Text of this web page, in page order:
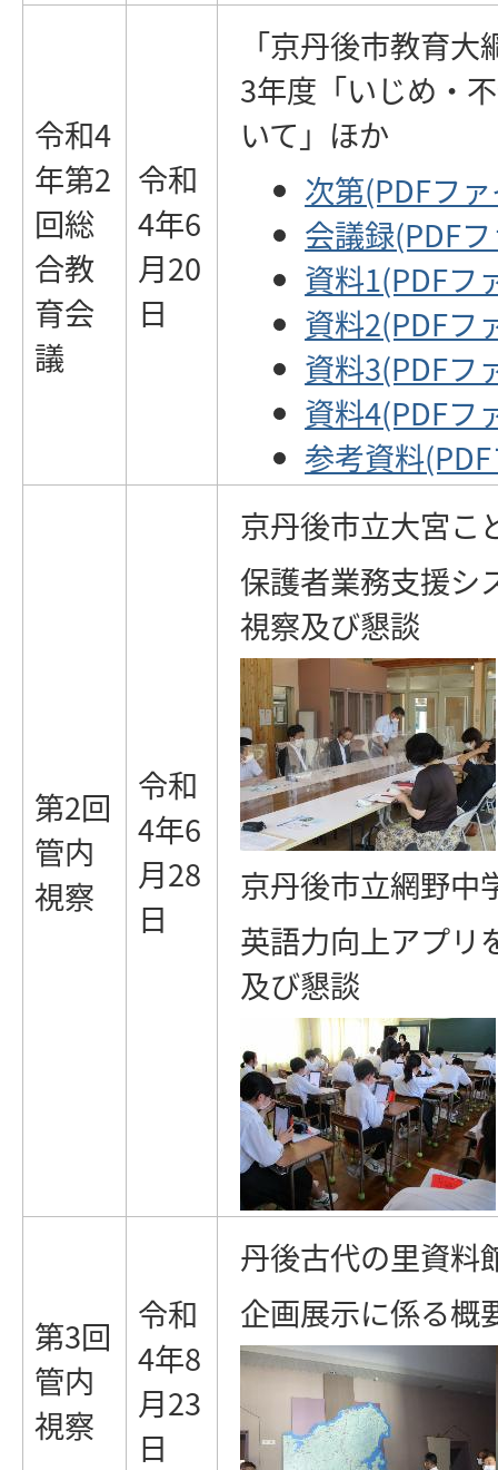
令和4
年第2
回総
合教
育会
議
令和
4年6
月20
日
「京丹後市教育
3年度「いじめ・
いて」ほか
次第(PDFフ
会議録(PDF
資料1(PDFフ
資料2(PDFフ
資料3(PDFフ
資料4(PDFフ
参考資料
第2回
管内
視察
令和
4年6
月28
日
京丹後市立大宮こ
保護者業務支援シ
視察及び懇談
京丹後市立網野中
英語力向上アプリ
及び懇談
第3回
管内
視察
令和
4年8
月23
日
丹後古代の里資料
企画展示に係る概